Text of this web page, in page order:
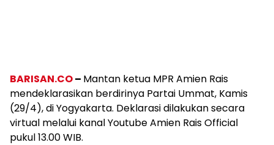
BARISAN.CO– Mantan ketua MPR Amien Rais
mendeklarasikan berdirinya Partai Ummat, Kamis
(29/4), di Yogyakarta. Deklarasi dilakukan secara
virtual melalui kanal Youtube Amien Rais Official
pukul 13.00 WIB.